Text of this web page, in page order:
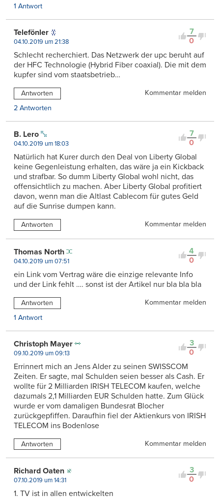
1 Antwort
7
0
Telefönler
04.10.2019 um 21:38
Schlecht recherchiert. Das Netzwerk der upc beruht auf
der HFC Technologie (Hybrid Fiber coaxial). Die mit dem
kupfer sind vom staatsbetrieb…
Antworten
Kommentar melden
2 Antworten
7
0
B. Lero
04.10.2019 um 18:03
Natürlich hat Kurer durch den Deal von Liberty Global
keine Gegenleistung erhalten, das wäre ja ein Kickback
und strafbar. So dumm Liberty Global wohl nicht, das
offensichtlich zu machen. Aber Liberty Global profitiert
davon, wenn man die Altlast Cablecom für gutes Geld
auf die Sunrise dumpen kann.
Antworten Kommentar melden
4
0
Thomas North
04.10.2019 um 07:51
ein Link vom Vertrag wäre die einzige relevante Info
und der Link fehlt …. sonst ist der Artikel nur bla bla bla
Antworten
Kommentar melden
1 Antwort
3
0
Christoph Mayer
09.10.2019 um 09:13
Errinnert mich an Jens Alder zu seinen SWISSCOM
Zeiten. Er sagte, mal Schulden seien besser als Cash. Er
wollte für 2 Milliarden IRISH TELECOM kaufen, welche
dazumals 2,1 Milliarden EUR Schulden hatte. Zum Glück
wurde er vom damaligen Bundesrat Blocher
zurückgepfiffen. Daraufhin fiel der Aktienkurs von IRISH
TELECOM ins Bodenlose
Antworten Kommentar melden
3
0
Richard Oaten
07.10.2019 um 14:31
1. TV ist in allen entwickelten